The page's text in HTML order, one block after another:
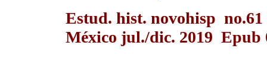
Estud. hist. novohisp
México jul./dic. 2019 Epub